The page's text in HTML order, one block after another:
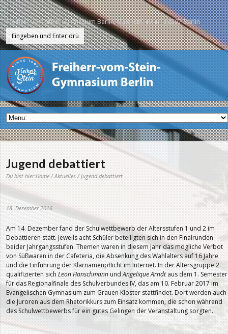
Freiherr-vom-Stein-Gymnasium Berlin, Galenstr. 40-44, 13597 Berlin
Jugend debattiert
Du bist hier:Home/Aktuelles/ Jugend debattiert
18. Dezember 2016
Am 14. Dezember fand der Schulwettbewerb der Altersstufen 1 und 2 im
Debattieren statt. Jeweils acht Schüler beteiligten sich in den Finalrunden
beider Jahrgangsstufen. Themen waren in diesem Jahr das mögliche Verbot
von Süßwaren in der Cafeteria, die Absenkung des Wahlalters auf 16 Jahre
und die Einführung der Klarnamenpflicht im Internet. In der Altersgruppe 2
qualifizierten sichLeon HanschmannundAngelique Arndtaus dem 1. Semester
für das Regionalfinale des Schulverbundes IV, das am 10. Februar 2017 im
Evangelischen Gymnasium zum Grauen Kloster stattfindet. Dort werden auch
die Juroren aus dem Rhetorikkurs zum Einsatz kommen, die schon während
des Schulwettbewerbs für ein gutes Gelingen der Veranstaltung sorgten.